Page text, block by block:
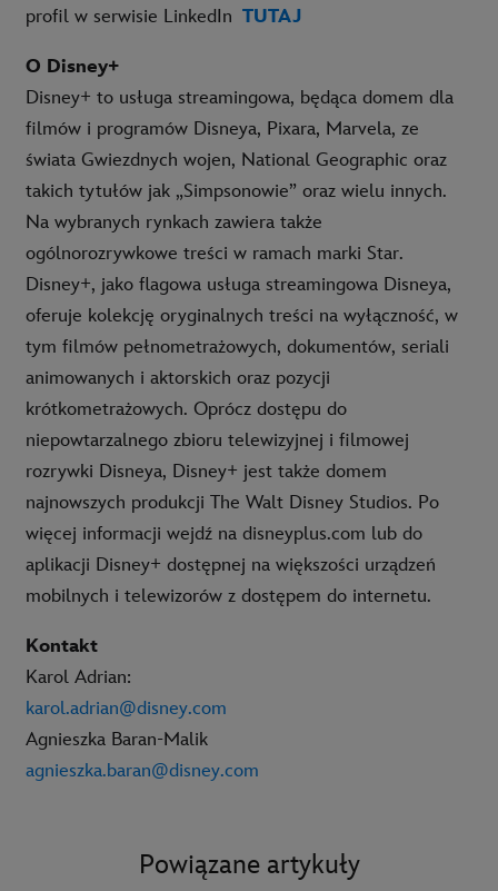
profil w serwisie LinkedIn TUTAJ
O Disney+
Disney+ to usługa streamingowa, będąca domem dla
filmów i programów Disneya, Pixara, Marvela, ze
świata Gwiezdnych wojen, National Geographic oraz
takich tytułów jak „Simpsonowie” oraz wielu innych.
Na wybranych rynkach zawiera także
ogólnorozrywkowe treści w ramach marki Star.
Disney+, jako flagowa usługa streamingowa Disneya,
oferuje kolekcję oryginalnych treści na wyłączność, w
tym filmów pełnometrażowych, dokumentów, seriali
animowanych i aktorskich oraz pozycji
krótkometrażowych. Oprócz dostępu do
niepowtarzalnego zbioru telewizyjnej i filmowej
rozrywki Disneya, Disney+ jest także domem
najnowszych produkcji The Walt Disney Studios. Po
więcej informacji wejdź na disneyplus.com lub do
aplikacji Disney+ dostępnej na większości urządzeń
mobilnych i telewizorów z dostępem do internetu.
Kontakt
Karol Adrian:
karol.adrian@disney.com
Agnieszka Baran-Malik
agnieszka.baran@disney.com
Powiązane artykuły